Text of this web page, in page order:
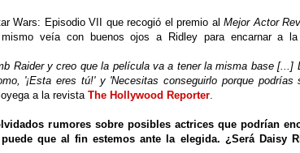
Wars: Episodio VII que recogió el premio alMejor Actor
veía con buenos ojos a Ridley para encarnar a la
Raider y creo que la película va a tener la misma base [...]
'¡Esta eres tú!' y 'Necesitas conseguirlo porque podrías
a la revista The Hollywood Reporter
rumores sobre posibles actrices que podrían
que al fin estemos ante la elegida. ¿Será Daisy